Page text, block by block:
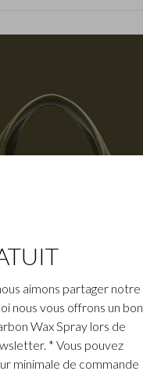
aimons partager notre
nous vous offrons un bon
Wax Spray lors de
* Vous pouvez
minimale de commande